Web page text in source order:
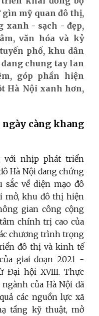
mỹ quan đô thị,
xanh - sạch - đẹp,
văn hóa và kỷ
phố, khu dân
chung tay lan
góp phần hiện
Hà Nội xanh hơn,
càng khang
với nhịp phát triển
Hà Nội đang chứng
sắc về diện mạo đô
mở, khu đô thị hiện
gian công cộng
chính trị cao của
chương trình trọng
đô thị và kinh tế
giai đoạn 2021 -
Đại hội XVIII. Thực
của Hà Nội đã
các nguồn lực xã
tầng kỹ thuật, mở